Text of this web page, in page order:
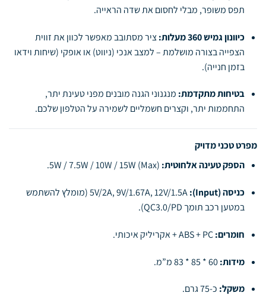
תפס משופר, מבלי לחסום את שדה הראייה.
כיוונון גמיש 360 מעלות:
ציר מסתובב מאפשר לכוון את זווית
הצפייה בצורה מושלמת – למצב אנכי (ניווט) או אופקי (שיחות וידאו
בזמן חנייה).
בטיחות מתקדמת: מנגנוני הגנה מובנים מפני טעינת יתר,
התחממות יתר, וקצרים חשמליים לשמירה על הטלפון שלכם.
מפרט טכני מדויק
הספק טעינה אלחוטית:
כניסה (Input):
5V/2A, 9V/1.67A, 12V/1.5A (מומלץ להשתמש
במטען רכב תומך QC3.0/PD).
חומרים:
מידות:
משקל: כ-75 גרם.